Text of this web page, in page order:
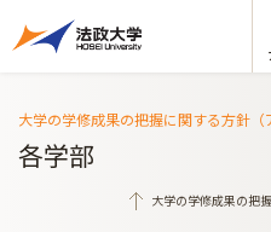
大学の学修成果の把握に関する方針（
各学部
大学の学修成果の把